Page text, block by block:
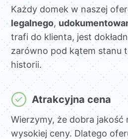
Każdy domek w naszej
legalnego,
trafi do klienta, jest
zarówno pod kątem stanu
historii.
Atrakcyjna cena
Wierzymy, że dobra jakość
wysokiej ceny. Dlatego